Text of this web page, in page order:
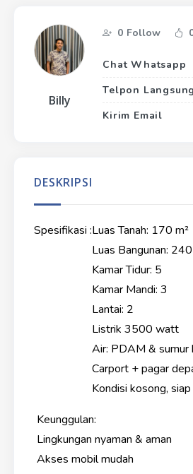
Billy
0 Follow
Chat Whatsapp
Telpon Langsung
Kirim Email
DESKRIPSI
Spesifikasi :Luas Tanah: 170 m²
Luas Bangunan:
Kamar Tidur: 5
Kamar Mandi: 3
Lantai: 2
Listrik 3500 watt
Air: PDAM & sumur
Carport + pagar
Kondisi kosong, siap
Keunggulan:
Lingkungan nyaman & aman
Akses mobil mudah